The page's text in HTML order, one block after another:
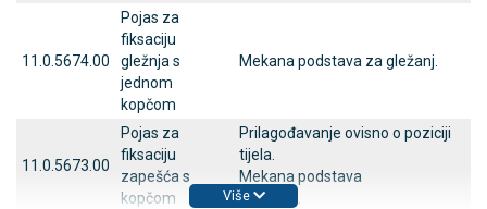
11.0.5674.00
Pojas za
fiksaciju
gležnja s
jednom
kopčom
Mekana podstava za gležanj.
11.0.5673.00
Pojas za
fiksaciju
zapešća s
kopčom
Prilagođavanje ovisno o poziciji
tijela.
Mekana podstava
za zglob.
Više